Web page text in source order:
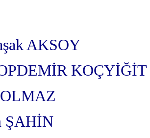
AKSOY
KOÇYİĞİT
ŞAHİN